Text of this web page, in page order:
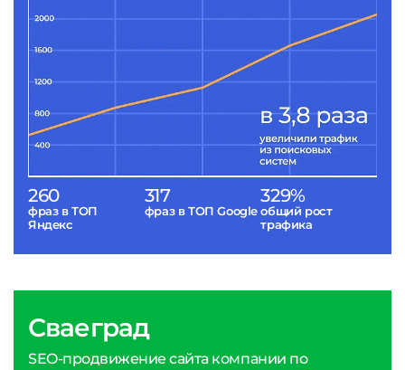
260
фраз в ТОП
Яндекс
317
фраз в ТОП Google
329%
общий рост
трафика
Сваеград
SEO-продвижение сайта компании по